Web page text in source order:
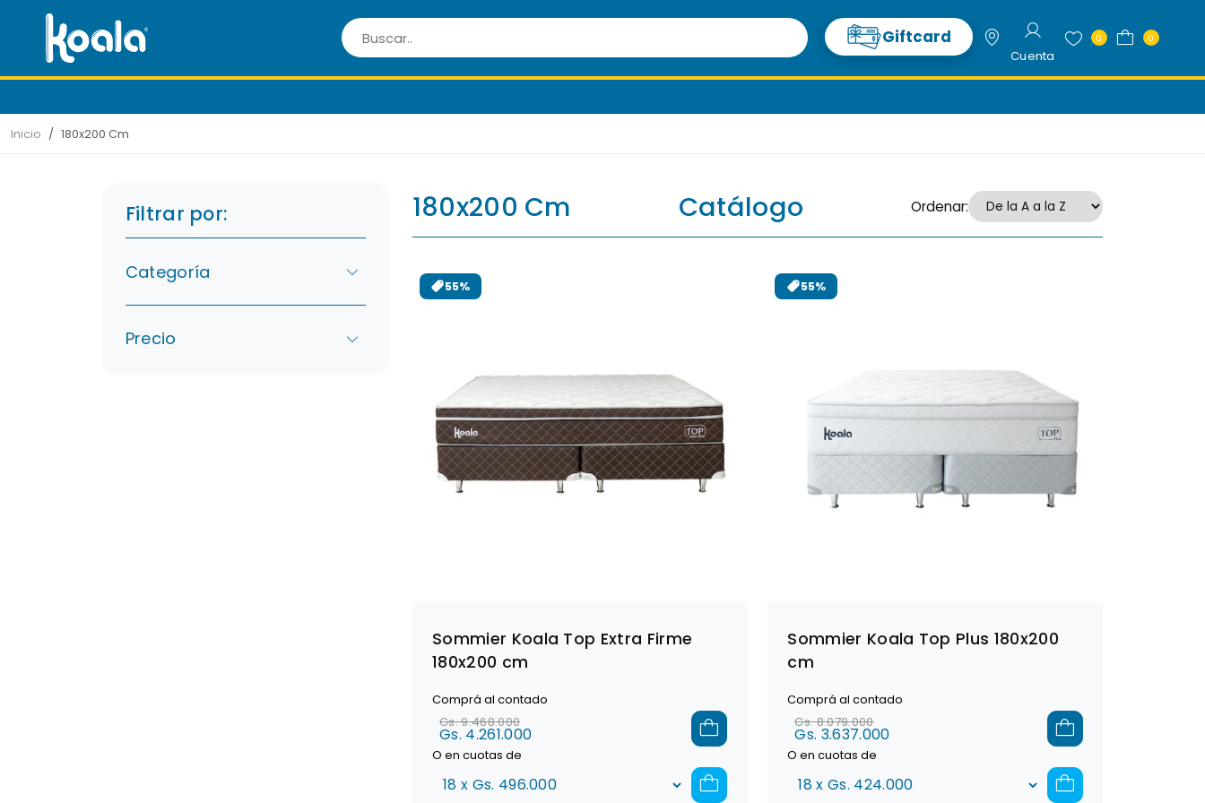
Giftcard
Cuenta
0 0
Inicio 180x200 Cm
Filtrar por:
Categoría
Precio
180x200 Cm Catálogo Ordenar:
55%
Sommier Koala Top Extra Firme
180x200 cm
Comprá al contado
Gs. 9.468.000
Gs. 4.261.000
O en cuotas de
55%
Sommier Koala Top Plus 180x200
cm
Comprá al contado
Gs. 8.079.000
Gs. 3.637.000
O en cuotas de